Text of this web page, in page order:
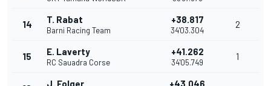
14 T. Rabat
Barni Racing Team
+38.817
34'03.304
2
15 E. Laverty
RC Sauadra Corse
+41.262
34'05.749
1
J. Folger +43.046